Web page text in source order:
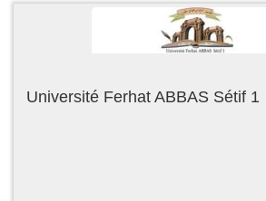
Université Ferhat ABBAS Sétif 1